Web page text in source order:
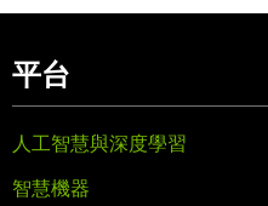
平台
人工智慧與深度學習
智慧機器